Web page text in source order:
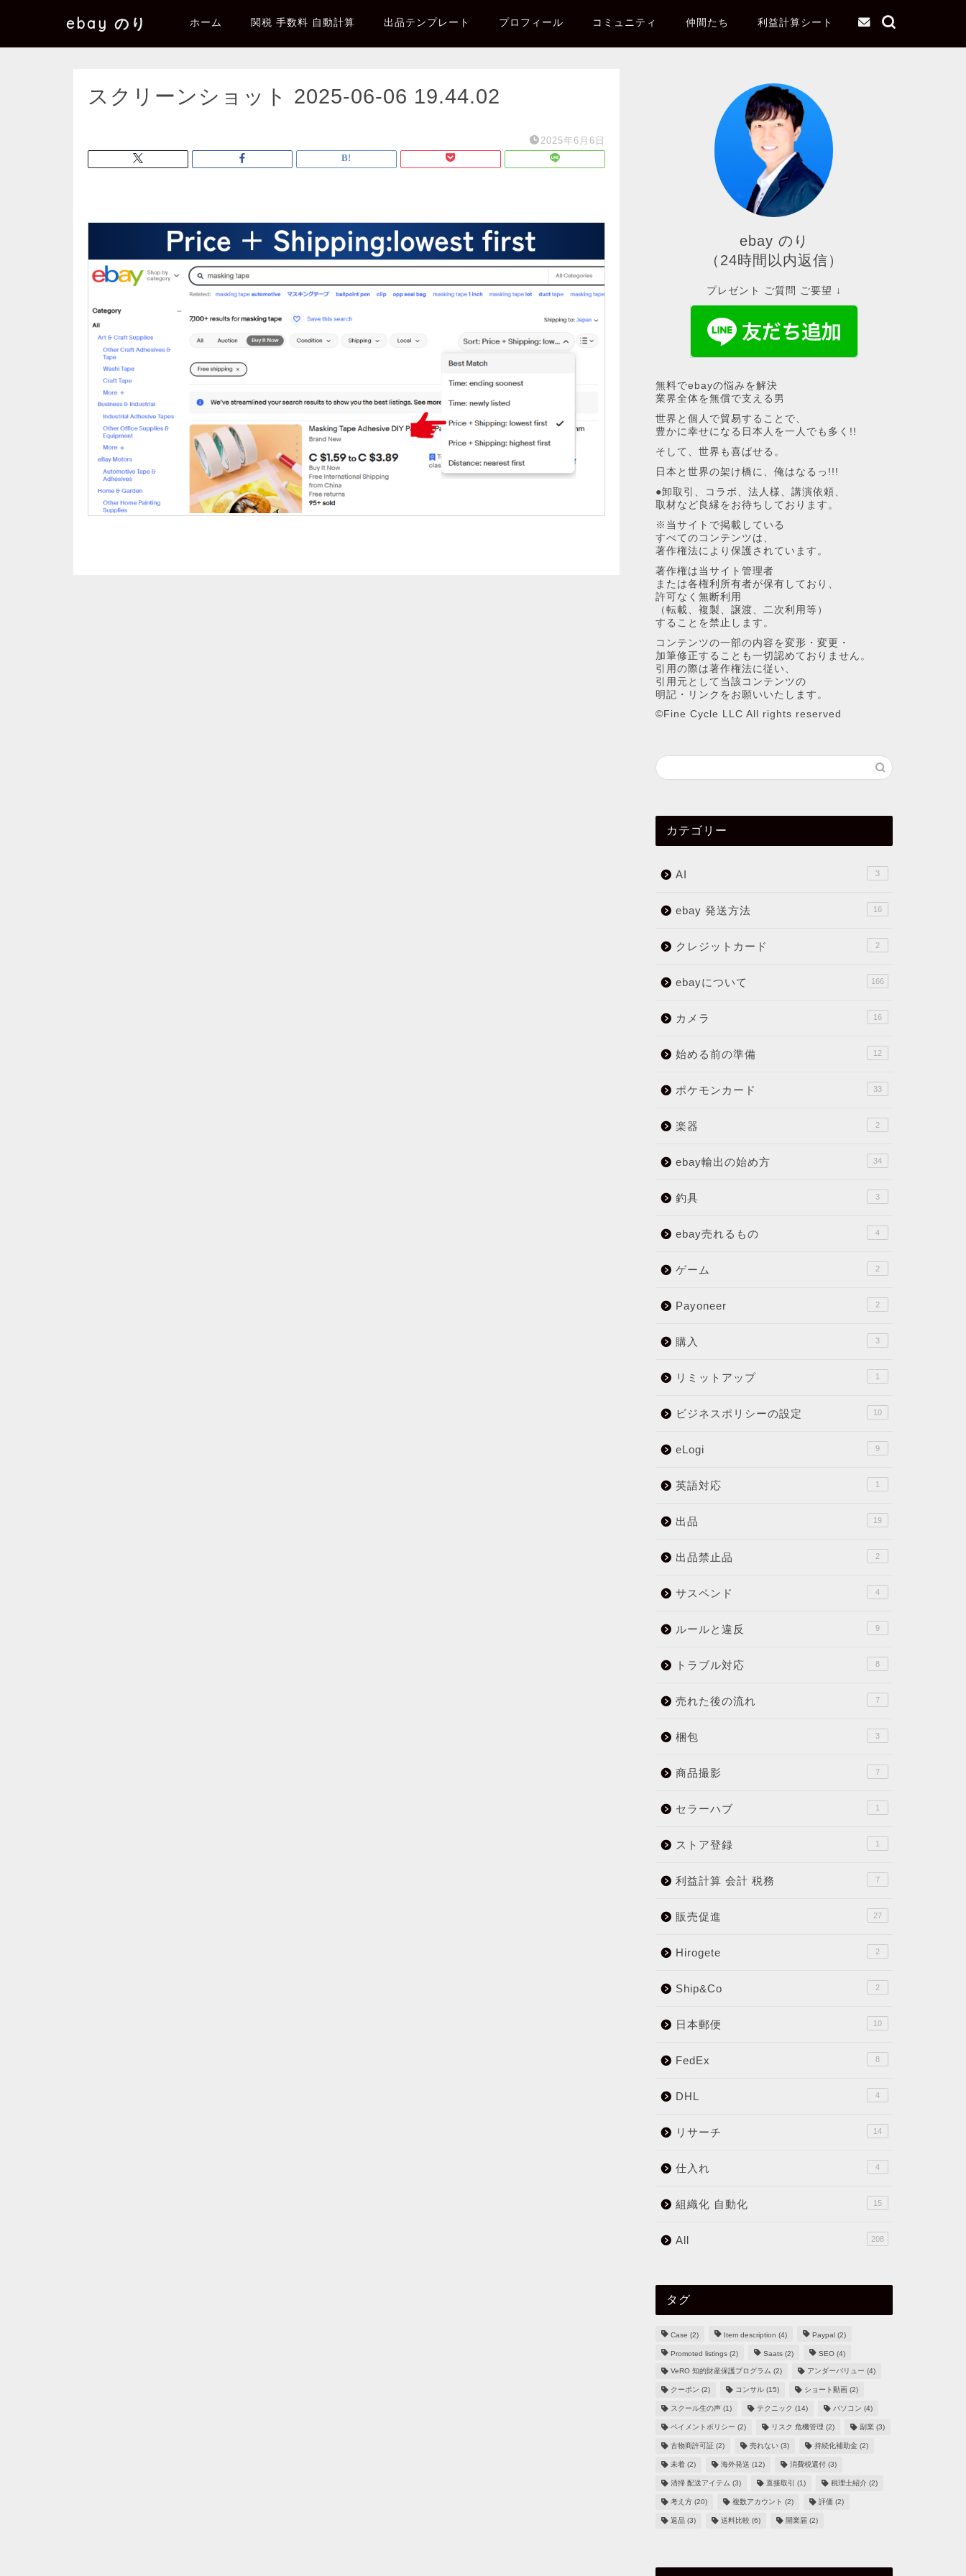
ebay のり ホーム 関税 手数料 自動計算 出品テンプレート プロフィール コミュニティ 仲間たち 利益計算シート
スクリーンショット 2025-06-06 19.44.02
2025年6月6日
ebay のり
（24時間以内返信）
プレゼント ご質問 ご要望 ↓
無料でebayの悩みを解決
業界全体を無償で支える男
世界と個人で貿易することで、
豊かに幸せになる日本人を一人でも多く!!
そして、世界も喜ばせる。
日本と世界の架け橋に、俺はなるっ!!!
●卸取引、コラボ、法人様、講演依頼、
取材など良縁をお待ちしております。
※当サイトで掲載している
すべてのコンテンツは、
著作権法により保護されています。
著作権は当サイト管理者
または各権利所有者が保有しており、
許可なく無断利用
（転載、複製、譲渡、二次利用等）
することを禁止します。
コンテンツの一部の内容を変形・変更・
加筆修正することも一切認めておりません。
引用の際は著作権法に従い、
引用元として当該コンテンツの
明記・リンクをお願いいたします。
©︎Fine Cycle LLC All rights reserved
カテゴリー
AI 3
ebay 発送方法 16
クレジットカード 2
ebayについて 166
カメラ 16
始める前の準備 12
ポケモンカード 33
楽器 2
ebay輸出の始め方 34
釣具 3
ebay売れるもの 4
ゲーム 2
Payoneer 2
購入 3
リミットアップ 1
ビジネスポリシーの設定 10
eLogi 9
英語対応 1
出品 19
出品禁止品 2
サスペンド 4
ルールと違反 9
トラブル対応 8
売れた後の流れ 7
梱包 3
商品撮影 7
セラーハブ 1
ストア登録 1
利益計算 会計 税務 7
販売促進 27
Hirogete 2
Ship&Co 2
日本郵便 10
FedEx 8
DHL 4
リサーチ 14
仕入れ 4
組織化 自動化 15
All 208
タグ
Case (2) Item description (4) Paypal(2)
Promoted listings(2) Saats(2) SEO(4)
VeRO 知的財産保護プログラム (2) アンダーバリュー (4)
クーポン (2) コンサル(15) ショート動画(2)
スクール生の声(1) テクニック (14) パソコン (4)
ペイメントポリシー (2) リスク 危機管理 (2) 副業 (3)
古物商許可証(2) 売れない(3) 持続化補助金(2)
未着(2) 海外発送 (12) 消費税還付(3)
清掃 配送アイテム (3) 直接取引 (1) 税理士紹介(2)
考え方(20) 複数アカウント (2) 評価 (2)
返品(3) 送料比較 (6) 開業届 (2)